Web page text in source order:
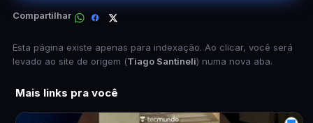
Compartilhar
Esta página existe apenas para indexação. Ao clicar, você será
levado ao site de origem (Tiago Santineli) numa nova aba.
Mais links pra você